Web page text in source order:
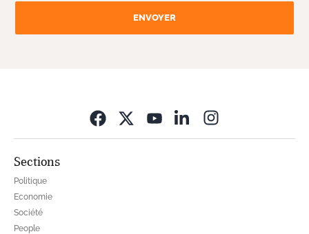
ENVOYER
Sections
Politique
Economie
Société
People